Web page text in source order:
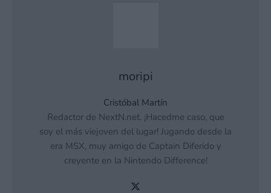
moripi
Cristóbal Martín
Redactor de NextN.net. ¡Hacedme caso, que
soy el más viejoven del lugar! Jugando desde la
era MSX, muy amigo de Captain Diferido y
creyente en la Nintendo Difference!